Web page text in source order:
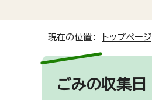
現在の位置： トップページ
ごみの収集日